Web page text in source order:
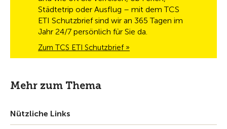
Städtetrip oder Ausflug – mit dem TCS
ETI Schutzbrief sind wir an 365 Tagen im
Jahr 24/7 persönlich für Sie da.
Zum TCS ETI Schutzbrief »
Mehr zum Thema
Nützliche Links